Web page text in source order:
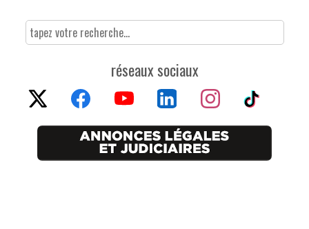
réseaux sociaux